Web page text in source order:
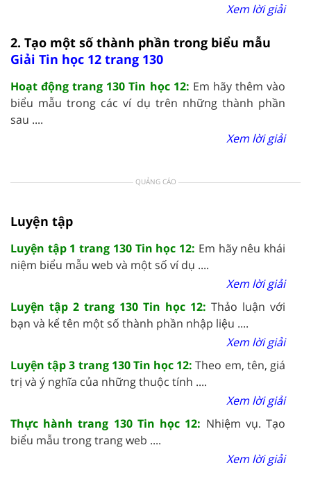
Xem lời giải
2. Tạo một số thành phần trong biểu mẫu
Giải Tin học 12 trang 130
Hoạt động trang 130 Tin học 12: Em hãy thêm vào
biểu mẫu trong các ví dụ trên những thành phần
sau ....
Xem lời giải
QUẢNG CÁO
Luyện tập
Luyện tập 1 trang 130 Tin học 12: Em hãy nêu khái
niệm biểu mẫu web và một số ví dụ ....
Xem lời giải
Luyện tập 2 trang 130 Tin học 12: Thảo luận với
bạn và kể tên một số thành phần nhập liệu ....
Xem lời giải
Luyện tập 3 trang 130 Tin học 12:Theo em, tên, giá
trị và ý nghĩa của những thuộc tính ....
Xem lời giải
Thực hành trang 130 Tin học 12: Nhiệm vụ. Tạo
biểu mẫu trong trang web ....
Xem lời giải